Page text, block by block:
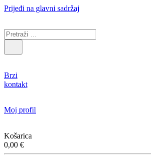
Prijeđi na glavni sadržaj
Brzi
kontakt
Moj profil
Košarica
0,00 €